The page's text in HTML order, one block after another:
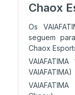
Chaox
Os
seguem
Chaox
VAIAFATIMA)